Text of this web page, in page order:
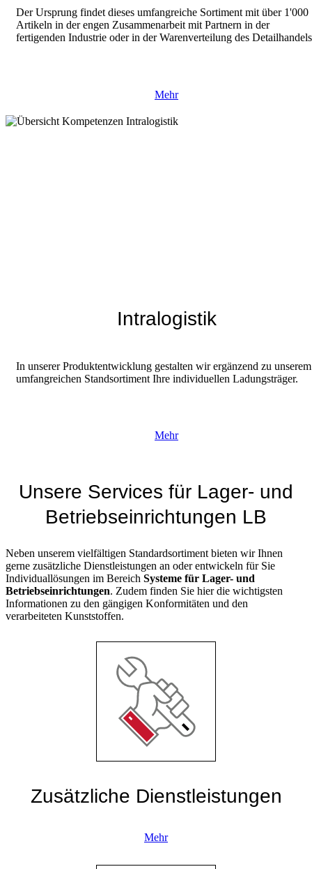
Der Ursprung findet dieses umfangreiche Sortiment mit über 1'000
Artikeln in der engen Zusammenarbeit mit Partnern in der
fertigenden Industrie oder in der Warenverteilung des
Mehr
Intralogistik
In unserer Produktentwicklung gestalten wir ergänzend zu unserem
umfangreichen Standsortiment Ihre individuellen Ladungsträger.
Mehr
Unsere Services für Lager- und
Betriebseinrichtungen LB
Neben unserem vielfältigen Standardsortiment bieten wir Ihnen
gerne zusätzliche Dienstleistungen an oder entwickeln für Sie
Individuallösungen im Bereich Systeme für Lager- und
Betriebseinrichtungen. Zudem finden Sie hier die wichtigsten
Informationen zu den gängigen Konformitäten und den
verarbeiteten Kunststoffen.
Zusätzliche Dienstleistungen
Mehr